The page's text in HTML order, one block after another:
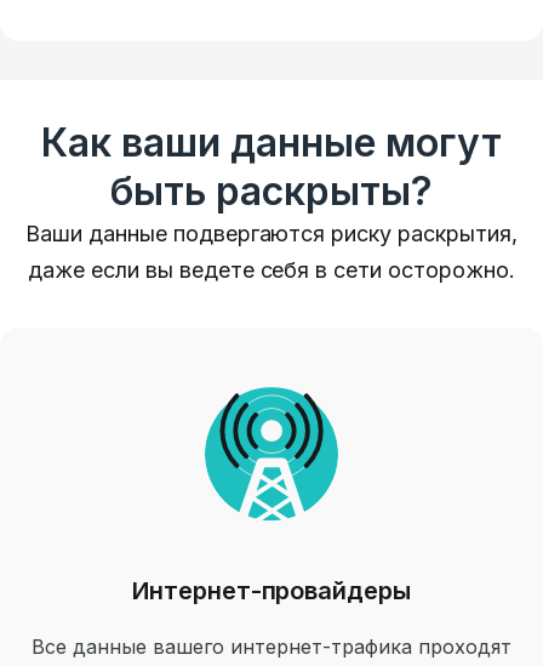
Как ваши данные могут
быть раскрыты?
Ваши данные подвергаются риску раскрытия,
даже если вы ведете себя в сети осторожно.
Интернет-провайдеры
Все данные вашего интернет-трафика проходят